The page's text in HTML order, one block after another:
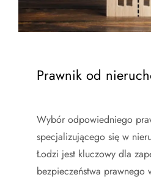
Prawnik od
Wybór odpowiedniego
specjalizującego się w
Łodzi jest kluczowy dla
bezpieczeństwa prawnego